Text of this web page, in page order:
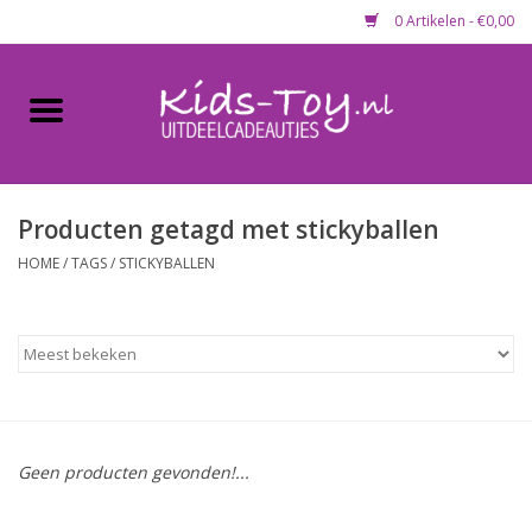
0 Artikelen - €0,00
Home
Gevulde capsules & mixen
Maandaanbieding
Lege capsules
Producten getagd met stickyballen
HOME/TAGS/ STICKYBALLEN
Geen producten gevonden!...